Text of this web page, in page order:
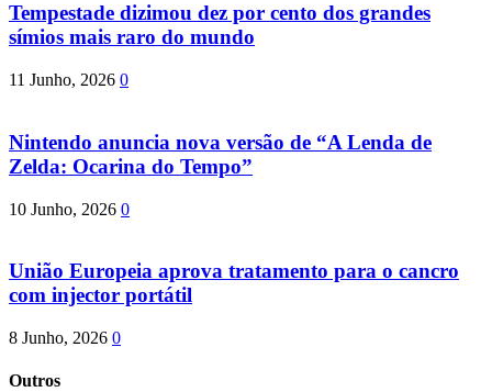
Tempestade dizimou dez por cento dos grandes
símios mais raro do mundo
11 Junho, 2026 0
Nintendo anuncia nova versão de “A Lenda de
Zelda: Ocarina do Tempo”
10 Junho, 2026 0
União Europeia aprova tratamento para o cancro
com injector portátil
8 Junho, 2026 0
Outros